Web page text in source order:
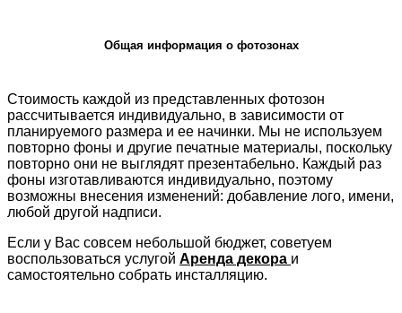
Общая информация о фотозонах
Стоимость каждой из представленных фотозон
рассчитывается индивидуально, в зависимости от
планируемого размера и ее начинки. Мы не используем
повторно фоны и другие печатные материалы, поскольку
повторно они не выглядят презентабельно. Каждый раз
фоны изготавливаются индивидуально, поэтому
возможны внесения изменений: добавление лого, имени,
любой другой надписи.
Если у Вас совсем небольшой бюджет, советуем
воспользоваться услугой Аренда декора и
самостоятельно собрать инсталляцию.